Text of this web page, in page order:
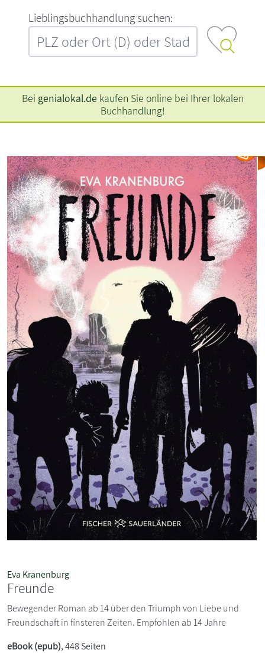
L‍i‍e‍b‍l‍i‍n‍g‍s‍b‍u‍c‍h‍h‍a‍n‍d‍l‍u‍n‍g‍ ‍s‍u‍c‍h‍e‍n‍:‍
Bei genialokal.de kaufen Sie online bei Ihrer lokalen
Buchhandlung!
Eva Kranenburg
Freunde
Bewegender Roman ab 14 über den Triumph von Liebe und
Freundschaft in finsteren Zeiten. Empfohlen ab 14 Jahre
eBook (epub), 448 Seiten